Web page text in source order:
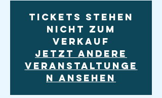
Tickets stehen
nicht zum
Verkauf
Jetzt andere
Veranstaltunge
n ansehen